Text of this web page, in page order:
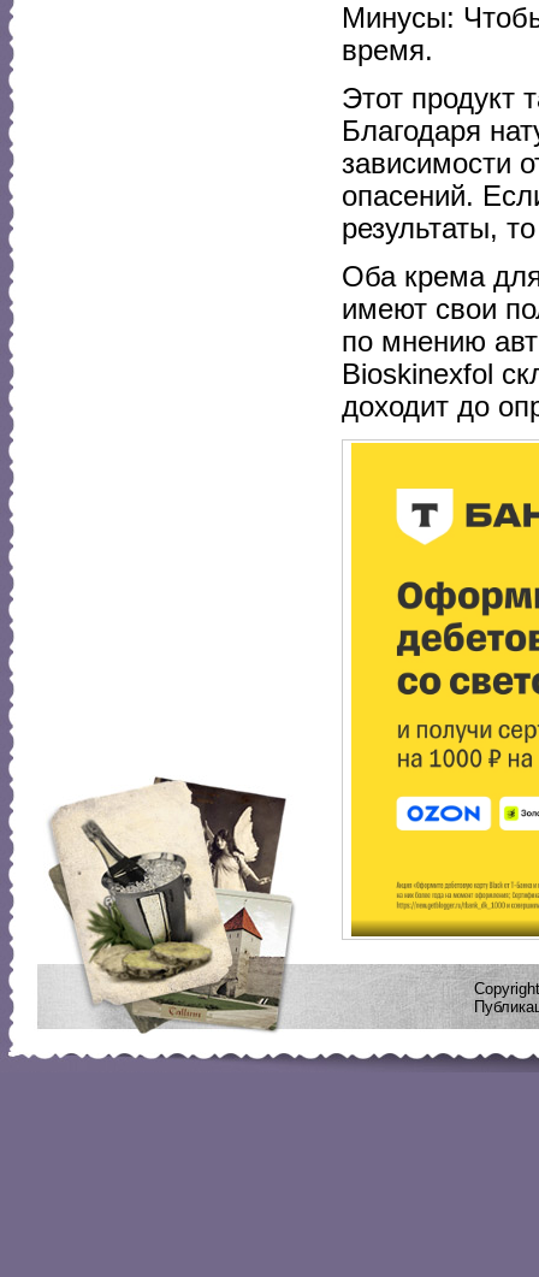
Минусы:
время.
Этот продукт
Благодаря
зависимости
опасений.
результаты,
Оба крема
имеют свои
по мнению
Bioskinexfol
доходит до